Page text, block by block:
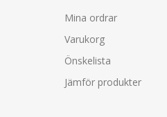
Mina ordrar
Varukorg
Önskelista
Jämför produkter